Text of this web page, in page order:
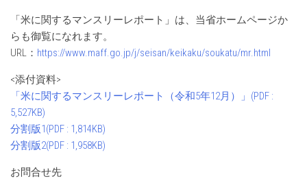
「米に関するマンスリーレポート」は、当省ホームページか
らも御覧になれます。
URL： https://www.maff.go.jp/j/seisan/keikaku/soukatu/mr.html
<添付資料>
「米に関するマンスリーレポート（令和5年12月）」(PDF :
5,527KB)
分割版1(PDF : 1,814KB)
分割版2(PDF : 1,958KB)
お問合せ先